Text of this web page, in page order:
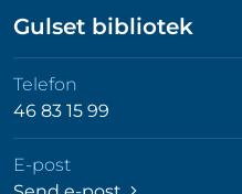
Gulset bibliotek
Telefon
46 83 15 99
E-post